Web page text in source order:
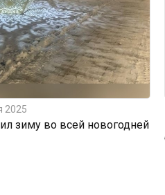
2025
зиму во всей новогодней